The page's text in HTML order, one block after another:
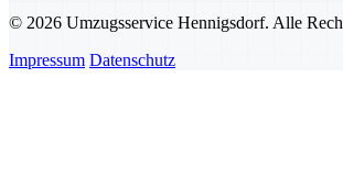
© 2026 Umzugsservice Hennigsdorf. Alle
Impressum Datenschutz